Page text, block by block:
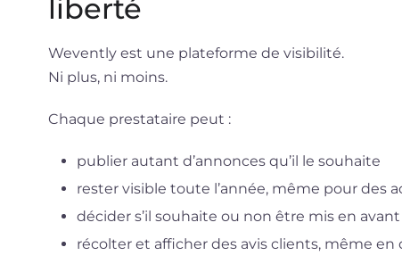
liberté
Wevently est une plateforme de visibilité.
Ni plus, ni moins.
Chaque prestataire peut :
publier autant d’annonces qu’il le souhaite
rester visible toute l’année, même pour des
décider s’il souhaite ou non être mis en
récolter et afficher des avis clients, même en